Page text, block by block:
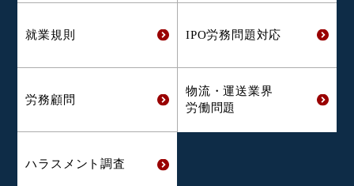
就業規則 IPO労務問題対応
労務顧問
物流・運送業界
労働問題
ハラスメント調査